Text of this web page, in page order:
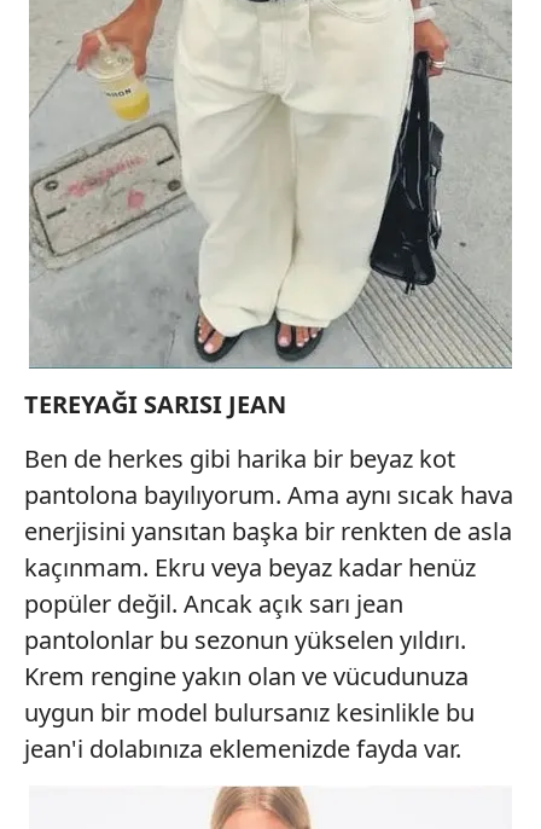
TEREYAĞI SARISI JEAN
Ben de herkes gibi harika bir beyaz kot
pantolona bayılıyorum. Ama aynı sıcak hava
enerjisini yansıtan başka bir renkten de asla
kaçınmam. Ekru veya beyaz kadar henüz
popüler değil. Ancak açık sarı jean
pantolonlar bu sezonun yükselen yıldırı.
Krem rengine yakın olan ve vücudunuza
uygun bir model bulursanız kesinlikle bu
jean'i dolabınıza eklemenizde fayda var.